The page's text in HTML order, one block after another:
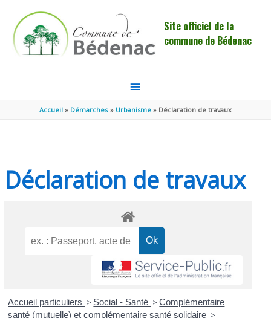
Site officiel de la
commune de Bédenac
MENU
PRINCIPAL
Accueil Démarches Urbanisme Déclaration de travaux
Déclaration de travaux
Accueil particuliers > Social - Santé > Complémentaire
santé (mutuelle) et complémentaire santé solidaire >